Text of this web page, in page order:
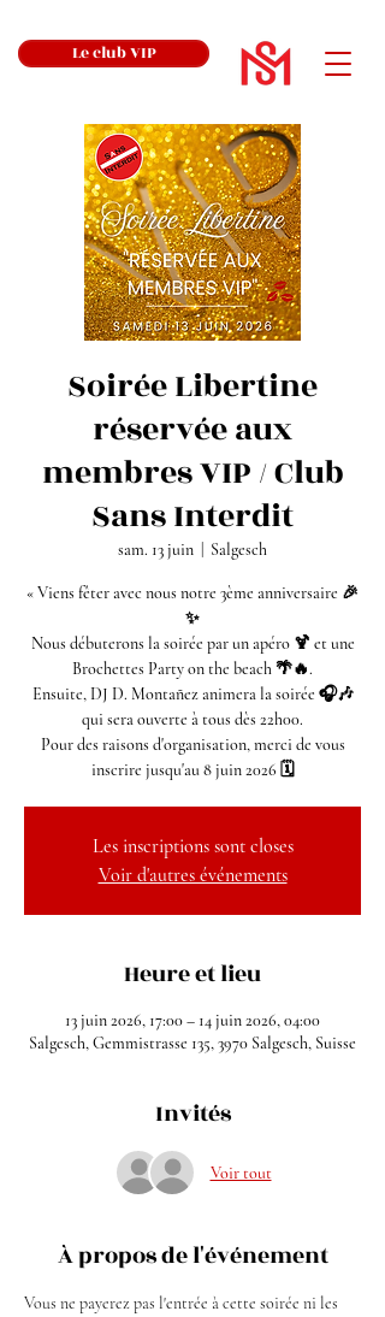
Le club VIP
Soirée Libertine
réservée aux
membres VIP / Club
Sans Interdit
sam. 13 juin Salgesch
« Viens fêter avec nous notre 3ème anniversaire 🎉
✨
Nous débuterons la soirée par un apéro 🍹 et une
Brochettes Party on the beach 🌴🔥.
Ensuite, DJ D. Montañez animera la soirée 🎧🎶
qui sera ouverte à tous dès 22h00.
Pour des raisons d'organisation, merci de vous
inscrire jusqu'au 8 juin 2026 🗓️
Les inscriptions sont closes
Voir d'autres événements
Heure et lieu
13 juin 2026, 17:00 – 14 juin 2026, 04:00
Salgesch, Gemmistrasse 135, 3970 Salgesch, Suisse
Invités
Voir tout
À propos de l'événement
Vous ne payerez pas l'entrée à cette soirée ni les